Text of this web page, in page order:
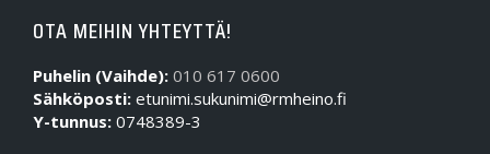
OTA MEIHIN YHTEYTTÄ!
Puhelin (Vaihde): 010 617 0600
Sähköposti: etunimi.sukunimi@rmheino.fi
Y-tunnus: 0748389-3